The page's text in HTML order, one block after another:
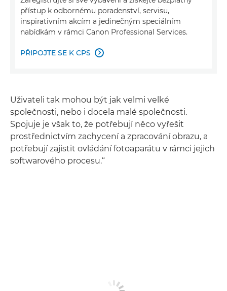
přístup k odbornému poradenství, servisu,
inspirativním akcím a jedinečným speciálním
nabídkám v rámci Canon Professional Services.
PŘIPOJTE SE K CPS 
Uživateli tak mohou být jak velmi velké
společnosti, nebo i docela malé společnosti.
Spojuje je však to, že potřebují něco vyřešit
prostřednictvím zachycení a zpracování obrazu, a
potřebují zajistit ovládání fotoaparátu v rámci jejich
softwarového procesu.“